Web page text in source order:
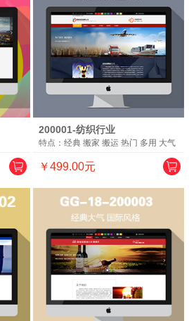
200001-纺织行业
特点：经典 搬家 搬运 热门 多用 大气
￥499.00元